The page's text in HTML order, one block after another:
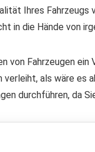
Ihres Fahrzeugs
in die Hände von
von Fahrzeugen
als wäre es
durchführen, da